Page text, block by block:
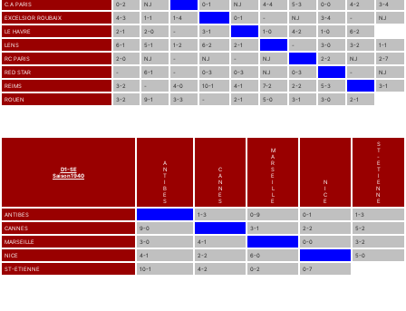
C.A PARIS 0-2 NJ 0-1 NJ 4-4 5-3 0-0 4-2 3-4
EXCELSIOR ROUBAIX 4-3 1-1 1-4 0-1 - NJ 3-4 - NJ
LE HAVRE 2-1 2-0 - 3-1 1-0 4-2 1-0 6-2
LENS 6-1 5-1 1-2 6-2 2-1 - 3-0 3-2 1-1
RC PARIS 2-0 NJ - NJ - NJ 2-2 NJ 2-7
RED STAR - 6-1 - 0-3 0-3 NJ 0-3 - NJ
REIMS 3-2 - 4-0 10-1 4-1 7-2 2-2 5-3 3-1
ROUEN 3-2 9-1 3-3 - 2-1 5-0 3-1 3-0 2-1
D1-SE
Saison1940
A
N
T
I
B
E
S
C
A
N
N
E
S
M
A
R
S
E
I
L
L
E
N
I
C
E
S
T
-
E
T
I
E
N
N
E
ANTIBES 1-3 0-9 0-1 1-3
CANNES 9-0 3-1 2-2 5-2
MARSEILLE 3-0 4-1 0-0 3-2
NICE 4-1 2-2 6-0 5-0
ST-ETIENNE 10-1 4-2 0-2 0-7